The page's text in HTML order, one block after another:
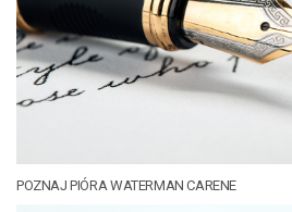
POZNAJ PIÓRA WATERMAN CARENE